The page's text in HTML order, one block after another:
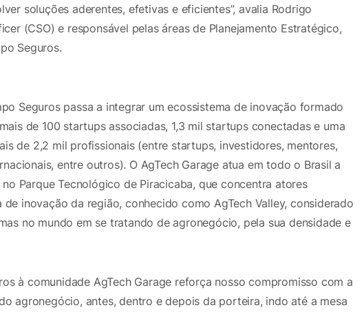
soluções aderentes, efetivas e eficientes”, avalia Rodrigo
(CSO) e responsável pelas áreas de Planejamento Estratégico,
Seguros.
Seguros passa a integrar um ecossistema de inovação formado
de 100 startups associadas, 1,3 mil startups conectadas e uma
de 2,2 mil profissionais (entre startups, investidores, mentores,
entre outros). O AgTech Garage atua em todo o Brasil a
Parque Tecnológico de Piracicaba, que concentra atores
inovação da região, conhecido como AgTech Valley, considerado
no mundo em se tratando de agronegócio, pela sua densidade e
à comunidade AgTech Garage reforça nosso compromisso com a
agronegócio, antes, dentro e depois da porteira, indo até a mesa